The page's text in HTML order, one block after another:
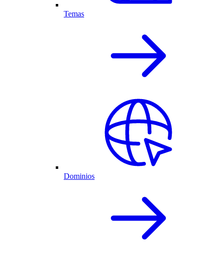
Temas
Dominios